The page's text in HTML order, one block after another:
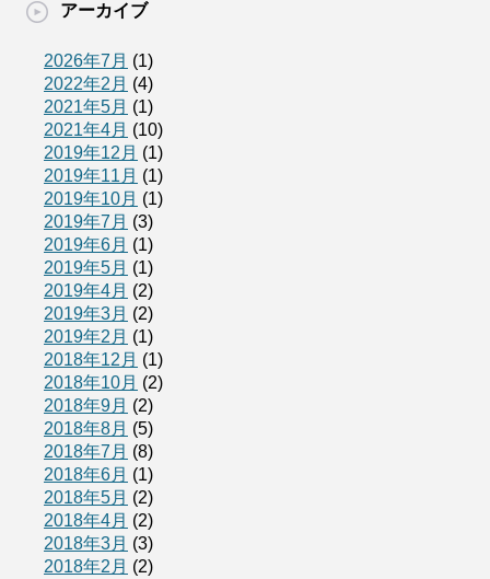
アーカイブ
2026年7月 (1)
2022年2月 (4)
2021年5月 (1)
2021年4月 (10)
2019年12月 (1)
2019年11月 (1)
2019年10月 (1)
2019年7月 (3)
2019年6月 (1)
2019年5月 (1)
2019年4月 (2)
2019年3月 (2)
2019年2月 (1)
2018年12月 (1)
2018年10月 (2)
2018年9月 (2)
2018年8月 (5)
2018年7月 (8)
2018年6月 (1)
2018年5月 (2)
2018年4月 (2)
2018年3月 (3)
2018年2月 (2)